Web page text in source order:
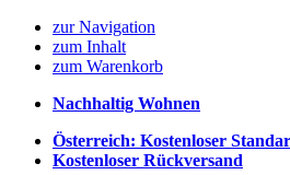
zur Navigation
zum Inhalt
zum Warenkorb
Nachhaltig Wohnen
Österreich: Kostenloser
Kostenloser Rückversand